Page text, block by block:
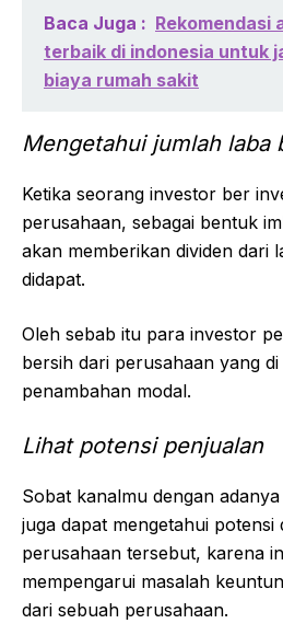
Baca Juga : Rekomendasi
terbaik di indonesia untuk
biaya rumah sakit
Mengetahui jumlah laba
Ketika seorang investor ber
perusahaan, sebagai bentuk
akan memberikan dividen dari
didapat.
Oleh sebab itu para investor
bersih dari perusahaan yang
penambahan modal.
Lihat potensi penjualan
Sobat kanalmu dengan
juga dapat mengetahui potensi
perusahaan tersebut, karena
mempengarui masalah
dari sebuah perusahaan.